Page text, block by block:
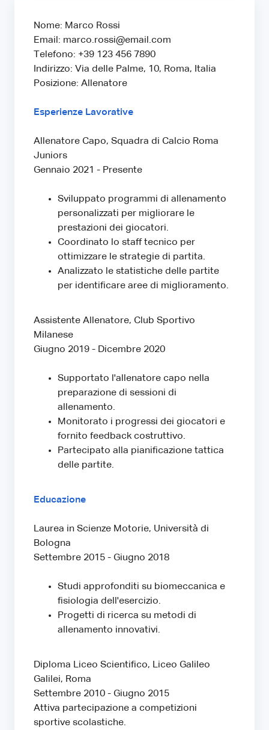
Nome: Marco Rossi
Email: marco.rossi@email.com
Telefono: +39 123 456 7890
Indirizzo: Via delle Palme, 10, Roma, Italia
Posizione: Allenatore
Esperienze Lavorative
Allenatore Capo, Squadra di Calcio Roma
Juniors
Gennaio 2021 - Presente
Sviluppato programmi di allenamento
personalizzati per migliorare le
prestazioni dei giocatori.
Coordinato lo staff tecnico per
ottimizzare le strategie di partita.
Analizzato le statistiche delle partite
per identificare aree di miglioramento.
Assistente Allenatore, Club Sportivo
Milanese
Giugno 2019 - Dicembre 2020
Supportato l'allenatore capo nella
preparazione di sessioni di
allenamento.
Monitorato i progressi dei giocatori e
fornito feedback costruttivo.
Partecipato alla pianificazione tattica
delle partite.
Educazione
Laurea in Scienze Motorie, Università di
Bologna
Settembre 2015 - Giugno 2018
Studi approfonditi su biomeccanica e
fisiologia dell'esercizio.
Progetti di ricerca su metodi di
allenamento innovativi.
Diploma Liceo Scientifico, Liceo Galileo
Galilei, Roma
Settembre 2010 - Giugno 2015
Attiva partecipazione a competizioni
sportive scolastiche.